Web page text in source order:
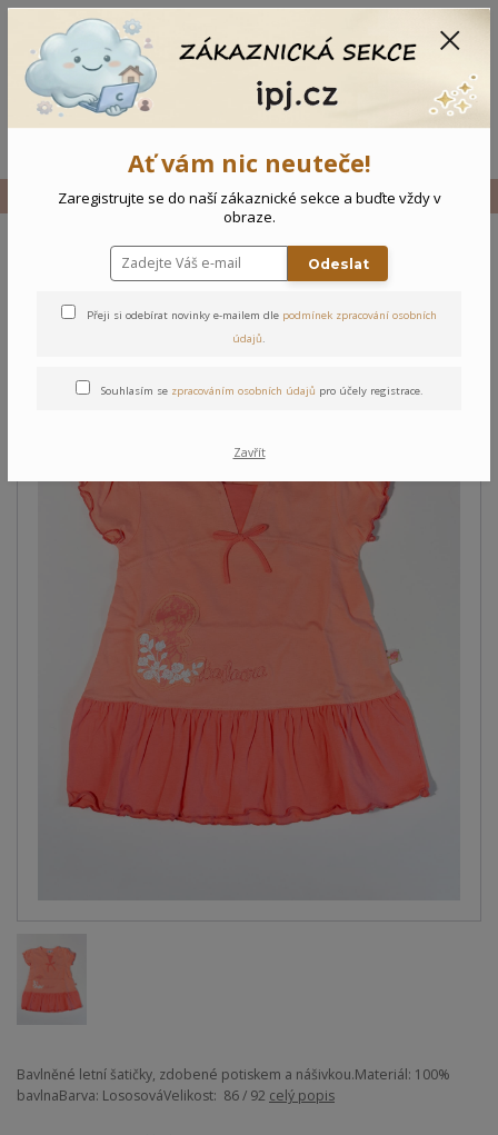
Vše Dětské šaty Růže
Dětské šaty Růže
Bavlněné letní šatičky, zdobené potiskem a nášivkou.Materiál: 100%
bavlnaBarva: LososováVelikost: 86 / 92 celý popis
Ať vám nic neuteče!
Zaregistrujte se do naší zákaznické sekce a buďte vždy v
obraze.
Odeslat
Přeji si odebírat novinky e-mailem dle podmínek zpracování osobních
údajů.
Souhlasím se zpracováním osobních údajů pro účely registrace.
Zavřít